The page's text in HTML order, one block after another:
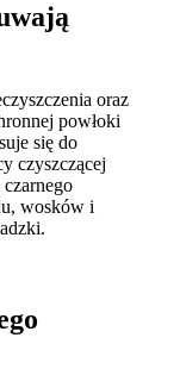
oraz
powłoki
się do
czyszczącej
wosków i